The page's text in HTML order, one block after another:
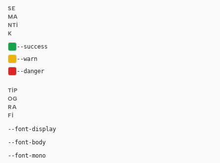
SE
MA
NTI
K
--success
--warn
--danger
TIP
OG
RA
FI
--font-display
--font-body
--font-mono